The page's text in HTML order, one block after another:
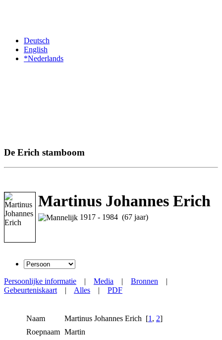
Deutsch
English
*Nederlands
De Erich stamboom
Martinus Johannes Erich
1917 - 1984 (67 jaar)
Persoonlijke informatie | Media | Bronnen |
Gebeurteniskaart | Alles | PDF
Naam Martinus Johannes Erich [1 , 2]
Roepnaam Martin